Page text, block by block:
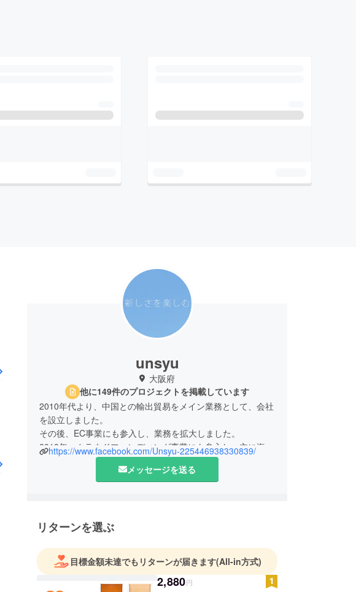
unsyu
大阪府
他に149件のプロジェクトを掲載しています
2010年代より、中国との輸出貿易をメイン業務として、会社
を設立しました。
その後、EC事業にも参入し、業務を拡大しました。
2018年、クラウドファンディング事業にも参入し、主に海外
から斬新なる高品質電子製品を日本へ輸入し、日本のお客様
https://www.facebook.com/Unsyu-225446938330839/
メッセージを送る
リターンを選ぶ
目標金額未達でもリターンが届きます(All-in方式)
2,880円